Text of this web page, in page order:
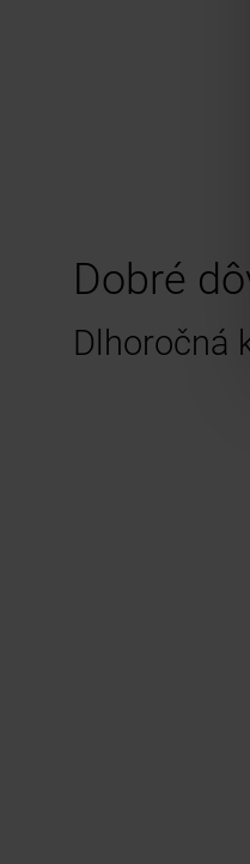
Dobré
Dlhoročná
výstavbu